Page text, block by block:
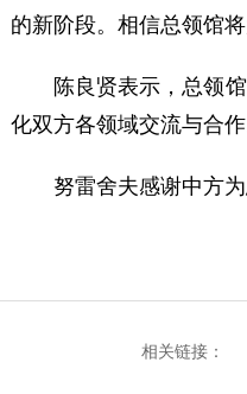
的新阶段。相信总领馆
陈良贤表示，总领
化双方各领域交流与合作
努雷舍夫感谢中方
相关链接：